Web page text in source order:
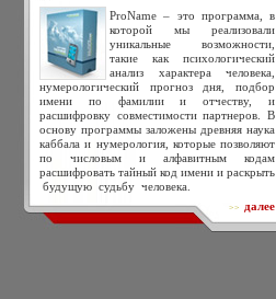
ProName – это программа, в
которой мы реализовали
уникальные возможности,
такие как психологический
анализ характера человека,
нумерологический прогноз дня, подбор
имени по фамилии и отчеству, и
расшифровку совместимости партнеров. В
основу программы заложены древняя наука
каббала и нумерология, которые позволяют
по числовым и алфавитным кодам
расшифровать тайный код имени и раскрыть
будущую судьбу человека.
>> далее